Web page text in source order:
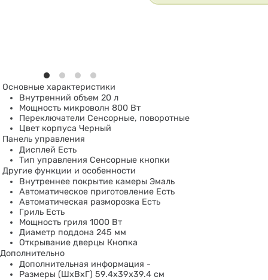
Основные характеристики
Внутренний объем 20 л
Мощность микроволн 800 Вт
Переключатели Сенсорные, поворотные
Цвет корпуса Черный
Панель управления
Дисплей Есть
Тип управления Cенсорные кнопки
Другие функции и особенности
Внутреннее покрытие камеры Эмаль
Автоматическое приготовление Есть
Автоматическая разморозка Есть
Гриль Есть
Мощность гриля 1000 Вт
Диаметр поддона 245 мм
Открывание дверцы Кнопка
Дополнительно
Дополнительная информация -
Размеры (ШxВxГ) 59.4x39x39.4 см